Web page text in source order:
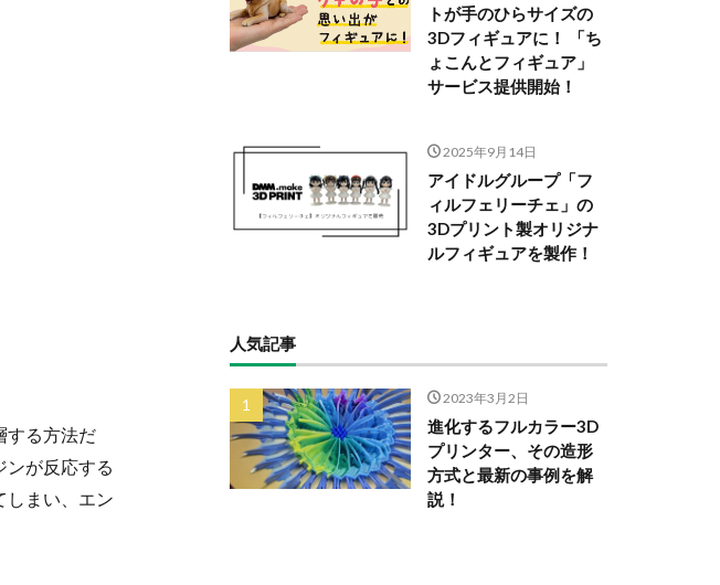
する方法だ
ンが反応する
しまい、エン
トが手のひらサイズの
3Dフィギュアに！ 「ち
ょこんとフィギュア」
サービス提供開始！
2025年9月14日
アイドルグループ「フ
ィルフェリーチェ」の
3Dプリント製オリジナ
ルフィギュアを製作！
人気記事
2023年3月2日
進化するフルカラー3D
プリンター、その造形
方式と最新の事例を解
説！